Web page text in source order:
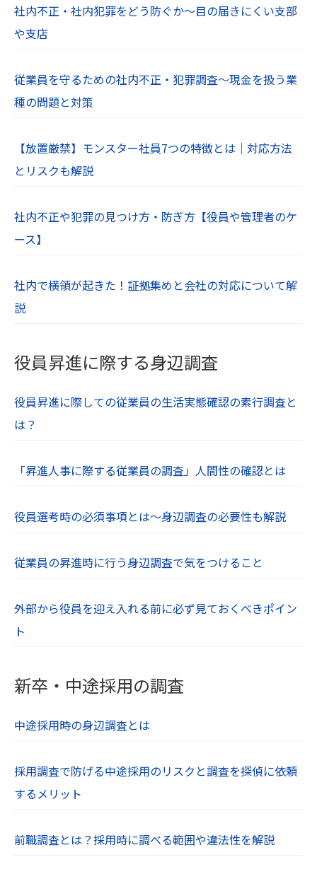
社内不正・社内犯罪をどう防ぐか～目の届きにくい支部
や支店
従業員を守るための社内不正・犯罪調査～現金を扱う業
種の問題と対策
【放置厳禁】モンスター社員7つの特徴とは｜対応方法
とリスクも解説
社内不正や犯罪の見つけ方・防ぎ方【役員や管理者のケ
ース】
社内で横領が起きた！証拠集めと会社の対応について解
説
役員昇進に際する身辺調査
役員昇進に際しての従業員の生活実態確認の素行調査と
は？
「昇進人事に際する従業員の調査」人間性の確認とは
役員選考時の必須事項とは～身辺調査の必要性も解説
従業員の昇進時に行う身辺調査で気をつけること
外部から役員を迎え入れる前に必ず見ておくべきポイン
ト
新卒・中途採用の調査
中途採用時の身辺調査とは
採用調査で防げる中途採用のリスクと調査を探偵に依頼
するメリット
前職調査とは？採用時に調べる範囲や違法性を解説